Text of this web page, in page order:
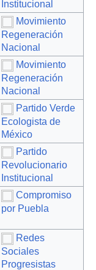
Institucional
Movimiento
Regeneración
Nacional
Movimiento
Regeneración
Nacional
Partido Verde
Ecologista de
México
Partido
Revolucionario
Institucional
Compromiso
por Puebla
Redes
Sociales
Progresistas